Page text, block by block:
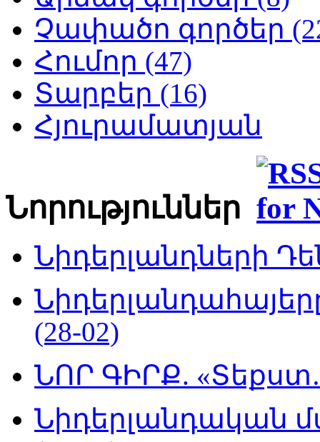
Չափածո գործեր
Հումոր (47)
Տարբեր (16)
Հյուրամատյան
Նորություններ
Նիդերլանդների
(28-02)
ՆՈՐ ԳԻՐՔ.
Նիդերլանդական